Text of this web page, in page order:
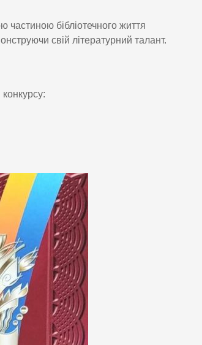
частиною бібліотечного життя
свій літературний талант.